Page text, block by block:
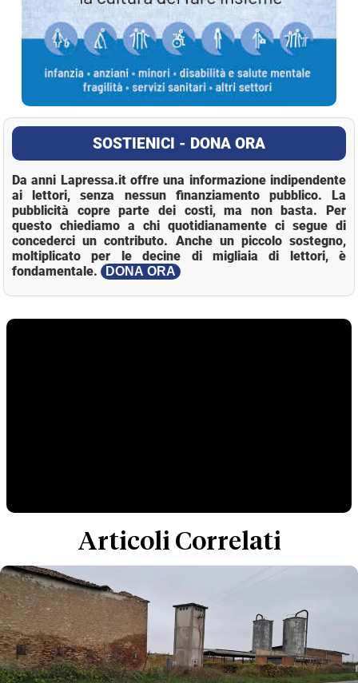
SOSTIENICI - DONA ORA
Da anni Lapressa.it offre una informazione indipendente
ai lettori, senza nessun finanziamento pubblico. La
pubblicità copre parte dei costi, ma non basta. Per
questo chiediamo a chi quotidianamente ci segue di
concederci un contributo. Anche un piccolo sostegno,
moltiplicato per le decine di migliaia di lettori, è
fondamentale.
DONA ORA
Articoli Correlati